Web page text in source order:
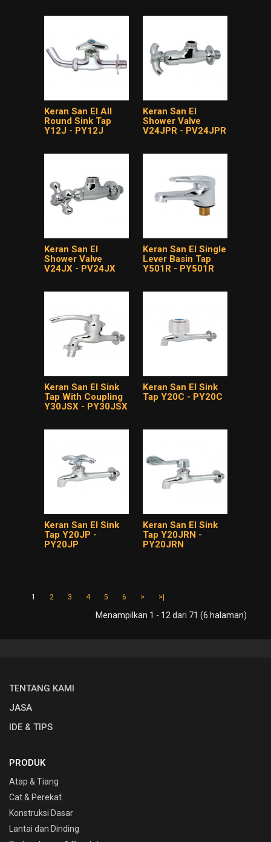
Keran San El All
Round Sink Tap
Y12J - PY12J
Keran San El
Shower Valve
V24JPR - PV24JPR
Keran San El
Shower Valve
V24JX - PV24JX
Keran San El Single
Lever Basin Tap
Y501R - PY501R
Keran San El Sink
Tap With Coupling
Y30JSX - PY30JSX
Keran San El Sink
Tap Y20C - PY20C
Keran San El Sink
Tap Y20JP -
PY20JP
Keran San El Sink
Tap Y20JRN -
PY20JRN
1 2 3 4 5 6 > >|
Menampilkan 1 - 12 dari 71 (6 halaman)
TENTANG KAMI
JASA
IDE & TIPS
PRODUK
Atap & Tiang
Cat & Perekat
Konstruksi Dasar
Lantai dan Dinding